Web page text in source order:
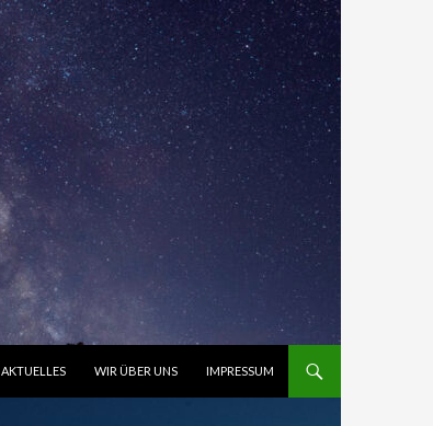
AKTUELLES WIR ÜBER UNS IMPRESSUM